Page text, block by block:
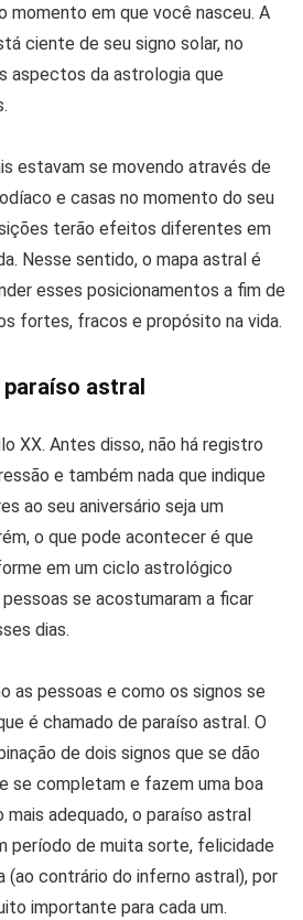
momento em que você nasceu. A
ciente de seu signo solar, no
aspectos da astrologia que
estavam se movendo através de
e casas no momento do seu
terão efeitos diferentes em
Nesse sentido, o mapa astral é
esses posicionamentos a fim de
fortes, fracos e propósito na vida.
paraíso astral
XX. Antes disso, não há registro
e também nada que indique
ao seu aniversário seja um
o que pode acontecer é que
em um ciclo astrológico
se acostumaram a ficar
dias.
as pessoas e como os signos se
é chamado de paraíso astral. O
de dois signos que se dão
se completam e fazem uma boa
adequado, o paraíso astral
período de muita sorte, felicidade
(ao contrário do inferno astral), por
importante para cada um.